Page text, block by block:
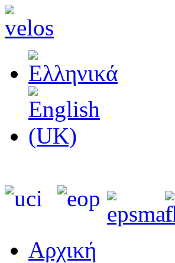
Αρχική